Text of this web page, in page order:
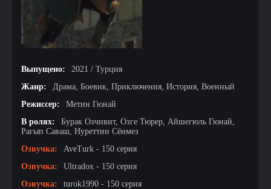
Выпущено:
2021 / Турция
Жанр:
Драма, Боевик, Приключения, История, Военный
Режиссер:
Метин Гюнай
В ролях:
Бурак Озчивит, Озге Тюрер, Айшегюль Гюнай,
Рагып Саваш, Нуреттин Сёнмез
Озвучка:
AveTurk - 150 серия
Озвучка:
Ultradox - 150 серия
Озвучка:
turok1990 - 150 серия